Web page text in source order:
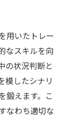
を用いたトレー
なスキルを向
の状況判断と
模したシナリ
鍛えます。こ
なわち適切な